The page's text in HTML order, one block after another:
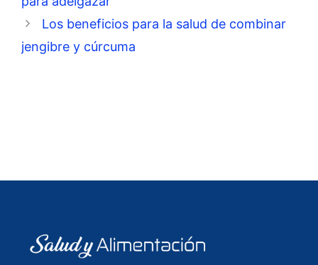
Los beneficios para la salud de combinar
jengibre y cúrcuma